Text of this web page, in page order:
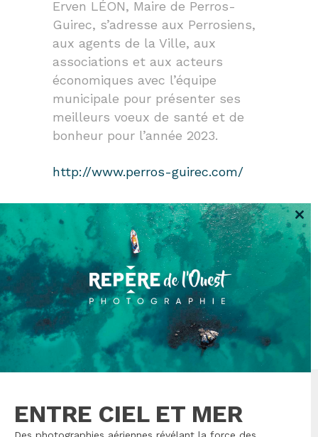
Erven LÉON, Maire de Perros-
Guirec, s’adresse aux Perrosiens,
aux agents de la Ville, aux
associations et aux acteurs
économiques avec l’équipe
municipale pour présenter ses
meilleurs voeux de santé et de
bonheur pour l’année 2023.
http://www.perros-guirec.com/
this
ENTRE CIEL ET MER